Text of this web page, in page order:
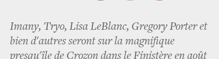
Imany, Tryo, Lisa LeBlanc, Gregory Porter et
bien d'autres seront sur la magnifique
presqu'île de Crozon dans le Finistère en août